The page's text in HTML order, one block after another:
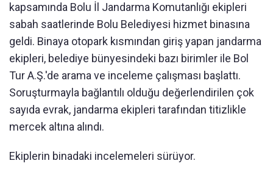
kapsamında Bolu İl Jandarma Komutanlığı ekipleri
sabah saatlerinde Bolu Belediyesi hizmet binasına
geldi. Binaya otopark kısmından giriş yapan jandarma
ekipleri, belediye bünyesindeki bazı birimler ile Bol
Tur A.Ş.'de arama ve inceleme çalışması başlattı.
Soruşturmayla bağlantılı olduğu değerlendirilen çok
sayıda evrak, jandarma ekipleri tarafından titizlikle
mercek altına alındı.
Ekiplerin binadaki incelemeleri sürüyor.